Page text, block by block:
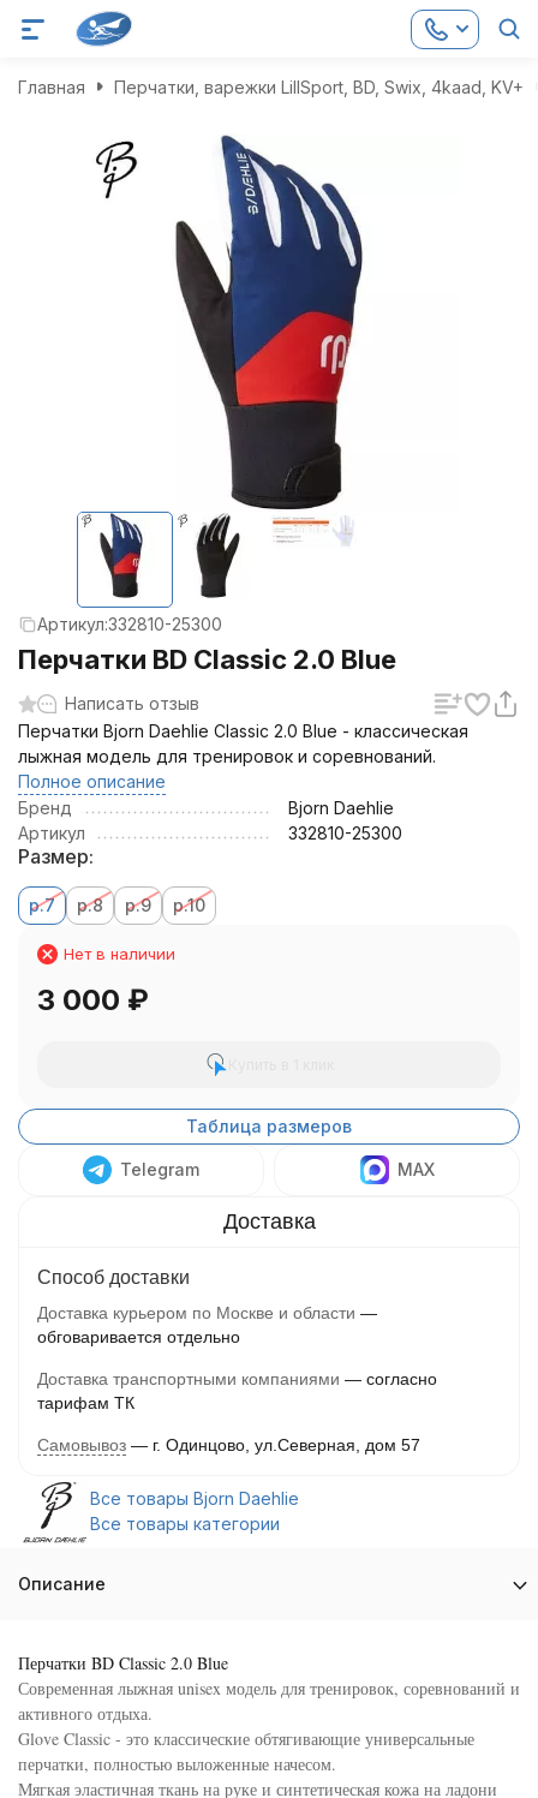
Главная Перчатки, варежки LillSport, BD, Swix, 4kaad, KV+
Артикул:332810-25300
Перчатки BD Classic 2.0 Blue
Написать отзыв
Перчатки Bjorn Daehlie Classic 2.0 Blue - классическая
лыжная модель для тренировок и соревнований.
Полное описание
Бренд
Bjorn Daehlie
Артикул
332810-25300
Размер:
р.7 р.8 р.9 р.10
Нет в наличии
3 000 ₽
Таблица размеров
Telegram MAX
Способ доставки
Доставка курьером по Москве и области
обговаривается отдельно
Доставка транспортными компаниями
согласно
тарифам ТК
Самовывоз г. Одинцово, ул.Северная, дом 57
Все товары Bjorn Daehlie
Все товары категории
Описание
Перчатки BD Classic 2.0 Blue
Современная лыжная unisex модель для тренировок, соревнований и
активного отдыха.
Glove Classic - это классические обтягивающие универсальные
перчатки, полностью выложенные начесом.
Мягкая эластичная ткань на руке и синтетическая кожа на ладони